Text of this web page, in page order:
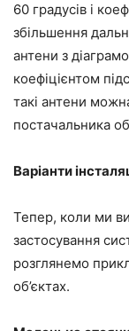
60 градусів і
збільшення
антени з
коефіцієнтом
такі антени
постачальника
Варіанти
Тепер, коли ми
застосування
розглянемо
об’єктах.